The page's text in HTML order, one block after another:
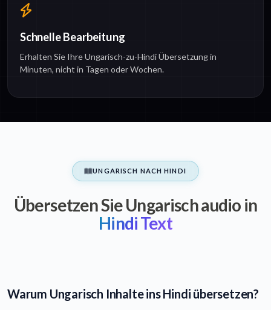
Schnelle Bearbeitung
Erhalten Sie Ihre Ungarisch-zu-Hindi Übersetzung in
Minuten, nicht in Tagen oder Wochen.
UNGARISCH NACH HINDI
Übersetzen Sie Ungarisch audio in
Hindi Text
Warum Ungarisch Inhalte ins Hindi übersetzen?